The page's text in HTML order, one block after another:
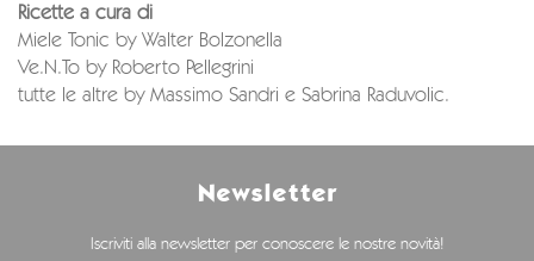
Ricette a cura di
Miele Tonic by Walter Bolzonella
Ve.N.To by Roberto Pellegrini
tutte le altre by Massimo Sandri e Sabrina Raduvolic.
Newsletter
Iscriviti alla newsletter per conoscere le nostre novità!